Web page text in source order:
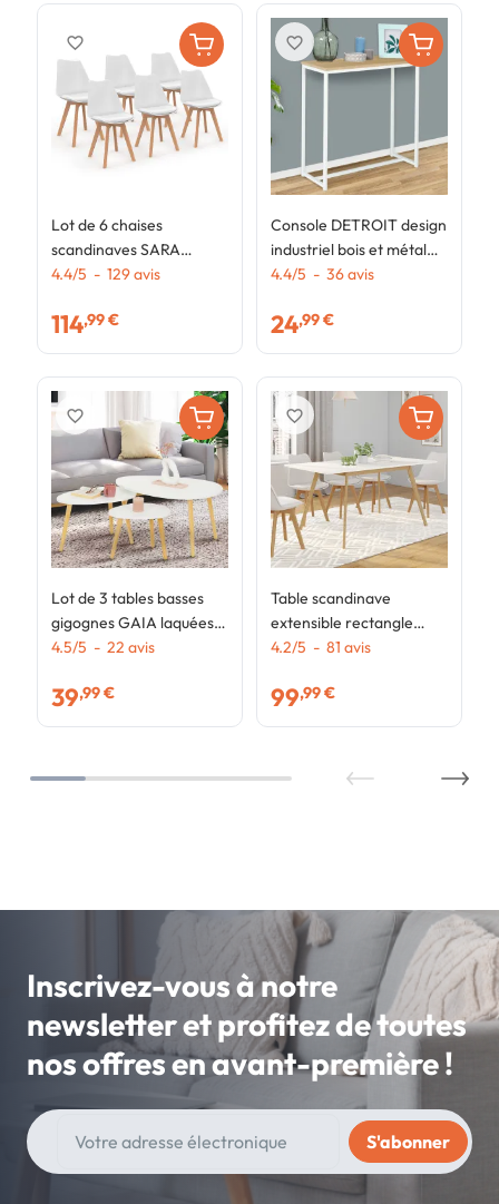
Lot de 6 chaises
scandinaves SARA
blanches pour salle à
4.4/5 - 129avis
114,99 €
favorite_border
Lot de 3 tables basses
gigognes GAIA laquées
blanc scandinave
4.5/5 - 22 avis
39,99 €
favorite_border
Console DETROIT design
industriel bois et métal
blanc
4.4/5 - 36avis
24,99 €
favorite_border
Table scandinave
extensible rectangle
INGA 4-8 personnes
4.2/5 - 81 avis
99,99 €
favorite_border
Inscrivez-vous à notre
newsletter et profitez de toutes
nos offres en avant-première !